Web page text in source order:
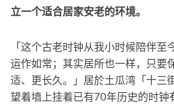
立一个适合居家安老的环境。
「这个古老时钟从我小时候陪伴
运作如常；其实居所也一样，只要
适、更长久。」居於土瓜湾「十三
望着墙上挂着已有70年历史的时钟